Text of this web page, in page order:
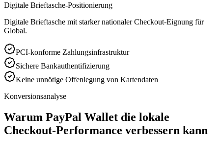
Digitale Brieftasche-Positionierung
Digitale Brieftasche mit starker nationaler Checkout-Eignung für
Global.
PCI-konforme Zahlungsinfrastruktur
Sichere Bankauthentifizierung
Keine unnötige Offenlegung von Kartendaten
Konversionsanalyse
Warum PayPal Wallet die lokale
Checkout-Performance verbessern kann